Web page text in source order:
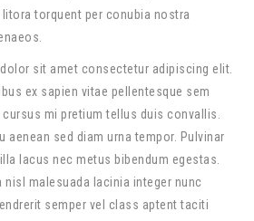
torquent per conubia nostra
dolor sit amet consectetur adipiscing elit.
ex sapien vitae pellentesque sem
mi pretium tellus duis convallis.
aenean sed diam urna tempor. Pulvinar
lacus nec metus bibendum egestas.
nisl malesuada lacinia integer nunc
semper vel class aptent taciti